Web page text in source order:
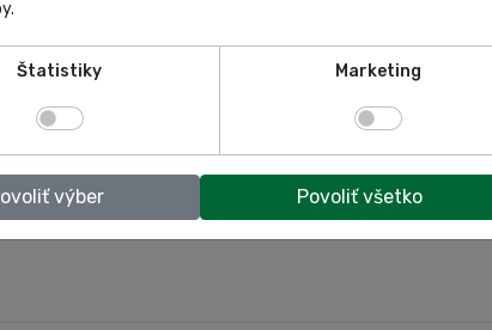
vo svojej dielni, v pneuservise alebo doma.
vozidlá a ďalšie položky, ktoré by ste v
prácu v automobilovom priemysle, ktorú
zakúpení niekoľkých nástrojov pre vlastnú
zvyškom sveta. V priebehu rokov značne
sa spoločnosť chystá pokračovať.
Štatistiky Marketing
výber Povoliť všetko